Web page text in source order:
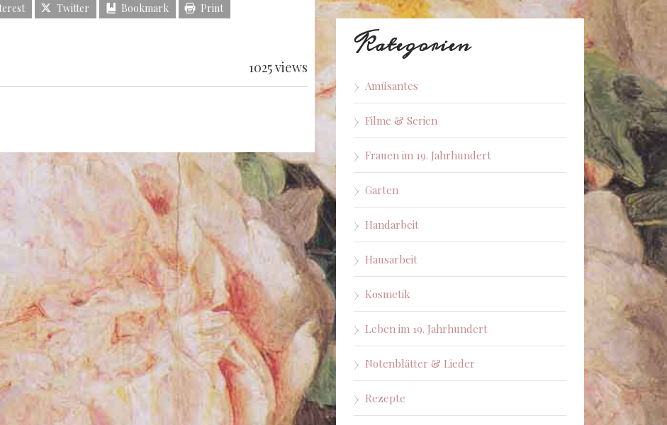
Twitter Bookmark
Print
1025 views
Kategorien
Amüsantes
Filme & Serien
Frauen im 19. Jahrhundert
Garten
Handarbeit
Hausarbeit
Kosmetik
Leben im 19. Jahrhundert
Notenblätter & Lieder
Rezepte